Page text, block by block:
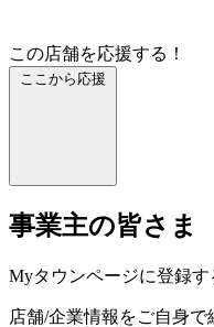
この店舗を応援する！
ここから応援
事業主の皆さま
Myタウンページに登録す
店舗/企業情報をご自身で